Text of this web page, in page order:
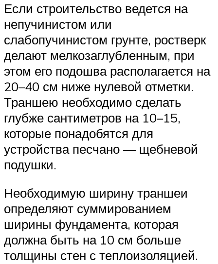
Если строительство ведется на
непучинистом или
слабопучинистом грунте, ростверк
делают мелкозаглубленным, при
этом его подошва располагается на
20–40 см ниже нулевой отметки.
Траншею необходимо сделать
глубже сантиметров на 10–15,
которые понадобятся для
устройства песчано — щебневой
подушки.
Необходимую ширину траншеи
определяют суммированием
ширины фундамента, которая
должна быть на 10 см больше
толщины стен с теплоизоляцией.